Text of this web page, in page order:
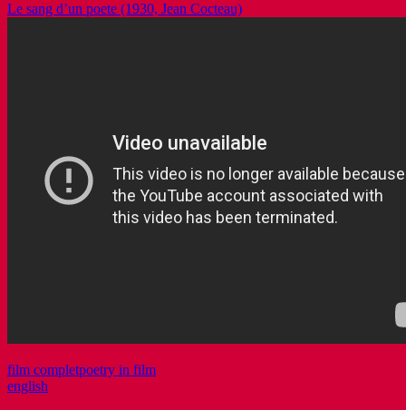
Le sang d’un poete (1930, Jean Cocteau)
film completpoetry in film
english